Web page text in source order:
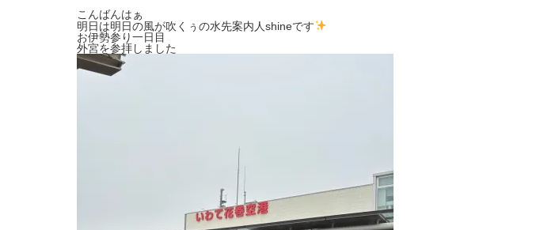
こんばんはぁ
明日は明日の風が吹くぅの水先案内人shineです
お伊勢参り一日目
外宮を参拝しました